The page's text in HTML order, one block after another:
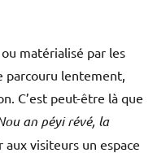
matérialisé par les
lentement,
C’est peut-être là que
an péyi révé, la
visiteurs un espace